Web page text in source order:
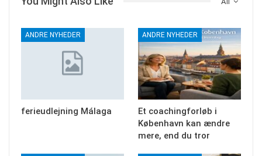
ANDRE NYHEDER
ferieudlejning Málaga
ANDRE NYHEDER
Et coachingforløb i
København kan ændre
mere, end du tror